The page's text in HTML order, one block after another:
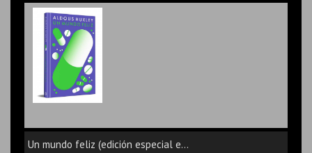
Un mundo feliz (edición especial e...